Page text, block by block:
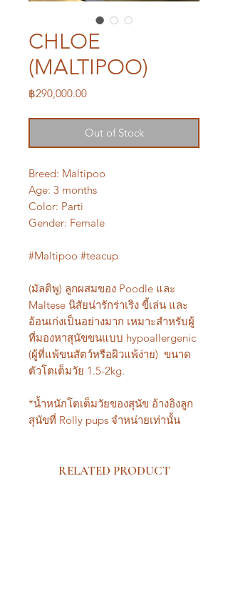
CHLOE
(MALTIPOO)
฿290,000.00Price
Out of Stock
Breed: Maltipoo
Age: 3 months
Color: Parti
Gender: Female
#Maltipoo #teacup
(มัลติพู) ลูกผสมของ Poodle และ
Maltese นิสัยน่ารักร่าเริง ขี้เล่น และ
อ้อนเก่งเป็นอย่างมาก เหมาะสำหรับผู้
ที่มองหาสุนัขขนแบบ hypoallergenic
(ผู้ที่แพ้ขนสัตว์หรือผิวแพ้ง่าย) ขนาด
ตัวโตเต็มวัย 1.5-2kg.
*น้ำหนักโตเต็มวัยของสุนัข อ้างอิงลูก
สุนัขที่ Rolly pups จำหน่ายเท่านั้น
RELATED PRODUCT